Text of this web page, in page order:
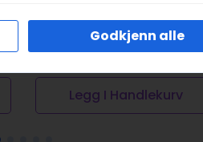
249,00
Legg I Handlekurv
Godkjenn alle